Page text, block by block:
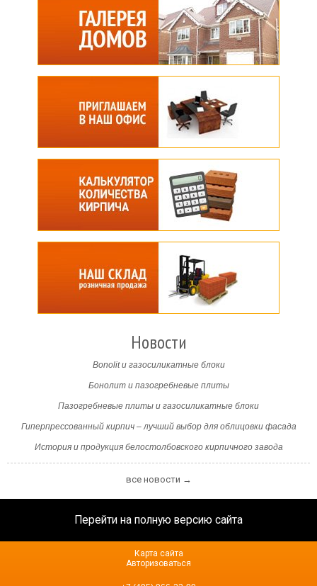
Новости
Bonolit и газосиликатные блоки
Бонолит и пазогребневые плиты
Пазогребневые плиты и газосиликатные блоки
Гиперпрессованный кирпич – лучший выбор для облицовки фасада
История и продукция белостолбовского кирпичного завода
все новости →
Перейти на полную версию сайта
Карта сайта
Авторизоваться